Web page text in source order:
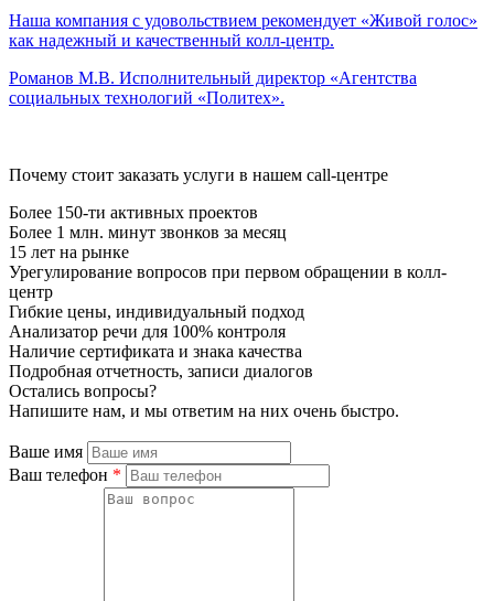
Наша компания с удовольствием рекомендует «Живой голос»
как надежный и качественный колл-центр.
Романов М.В. Исполнительный директор «Агентства
социальных технологий «Политех».
Почему стоит заказать услуги в нашем call-центре
Более 150-ти активных проектов
Более 1 млн. минут звонков за месяц
15 лет на рынке
Урегулирование вопросов при первом обращении в колл-
центр
Гибкие цены, индивидуальный подход
Анализатор речи для 100% контроля
Наличие сертификата и знака качества
Подробная отчетность, записи диалогов
Остались вопросы?
Напишите нам, и мы ответим на них очень быстро.
Ваше имя
Ваш телефон *